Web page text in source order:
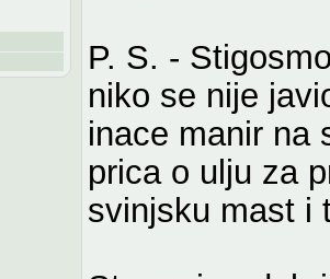
P. S. -
niko se nije
inace manir na
prica o ulju za
svinjsku mast i